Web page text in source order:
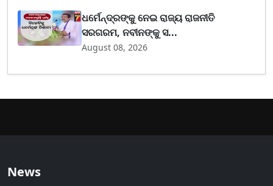
ଧର୍ମେନ୍ଦ୍ରଙ୍କୁ ନେଇ ରାଜ୍ୟ ରାଜନୀତି
ସରଗରମ, ନବୀନଙ୍କୁ ସ...
August 08, 2026
News